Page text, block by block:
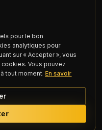
pour le bon
analytiques pour
sur « Accepter », vous
Vous pouvez
tout moment. En savoir